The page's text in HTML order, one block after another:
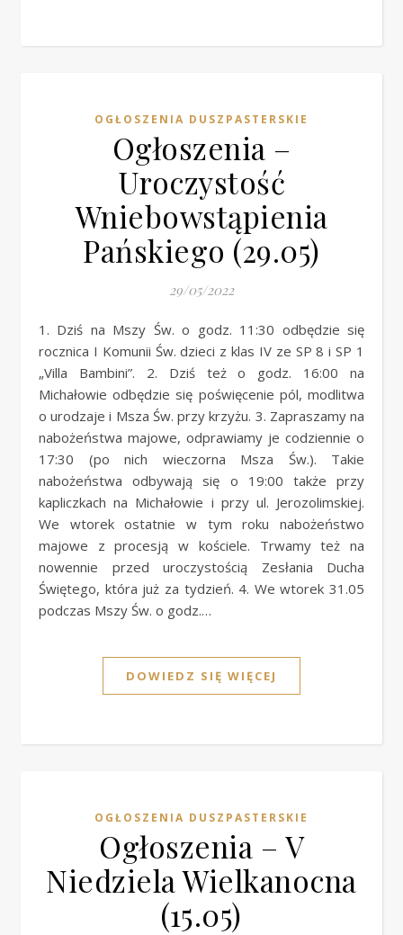
OGŁOSZENIA DUSZPASTERSKIE
Ogłoszenia –
Uroczystość
Wniebowstąpienia
Pańskiego (29.05)
29/05/2022
1. Dziś na Mszy Św. o godz. 11:30 odbędzie się
rocznica I Komunii Św. dzieci z klas IV ze SP 8 i SP 1
„Villa Bambini”. 2. Dziś też o godz. 16:00 na
Michałowie odbędzie się poświęcenie pól, modlitwa
o urodzaje i Msza Św. przy krzyżu. 3. Zapraszamy na
nabożeństwa majowe, odprawiamy je codziennie o
17:30 (po nich wieczorna Msza Św.). Takie
nabożeństwa odbywają się o 19:00 także przy
kapliczkach na Michałowie i przy ul. Jerozolimskiej.
We wtorek ostatnie w tym roku nabożeństwo
majowe z procesją w kościele. Trwamy też na
nowennie przed uroczystością Zesłania Ducha
Świętego, która już za tydzień. 4. We wtorek 31.05
podczas Mszy Św. o godz.…
DOWIEDZ SIĘ WIĘCEJ
OGŁOSZENIA DUSZPASTERSKIE
Ogłoszenia – V
Niedziela Wielkanocna
(15.05)